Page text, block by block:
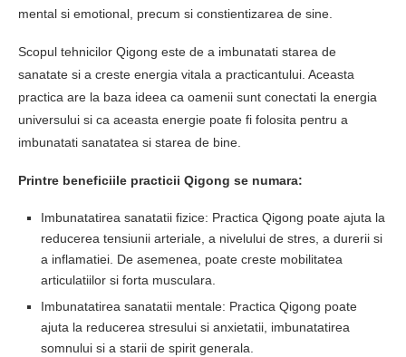
mental si emotional, precum si constientizarea de sine.
Scopul tehnicilor Qigong este de a imbunatati starea de
sanatate si a creste energia vitala a practicantului. Aceasta
practica are la baza ideea ca oamenii sunt conectati la energia
universului si ca aceasta energie poate fi folosita pentru a
imbunatati sanatatea si starea de bine.
Printre beneficiile practicii Qigong se numara:
Imbunatatirea sanatatii fizice: Practica Qigong poate ajuta la
reducerea tensiunii arteriale, a nivelului de stres, a durerii si
a inflamatiei. De asemenea, poate creste mobilitatea
articulatiilor si forta musculara.
Imbunatatirea sanatatii mentale: Practica Qigong poate
ajuta la reducerea stresului si anxietatii, imbunatatirea
somnului si a starii de spirit generala.